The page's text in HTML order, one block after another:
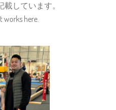
しています。
works here.